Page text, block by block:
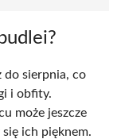
do sierpnia, co
i obfity.
może jeszcze
się ich pięknem.